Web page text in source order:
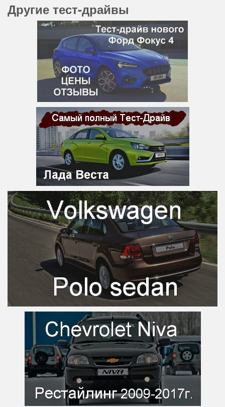
Другие тест-драйвы